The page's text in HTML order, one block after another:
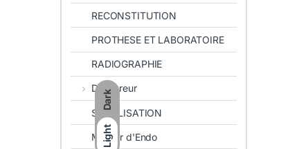
Dark
Light
RECONSTITUTION
PROTHESE ET LABORATOIRE
RADIOGRAPHIE
Detartreur
STERILISATION
Moteur d'Endo